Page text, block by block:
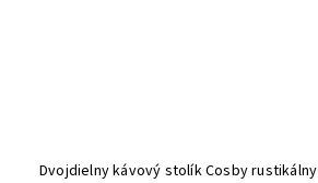
Dvojdielny kávový stolík Cosby rustikálny